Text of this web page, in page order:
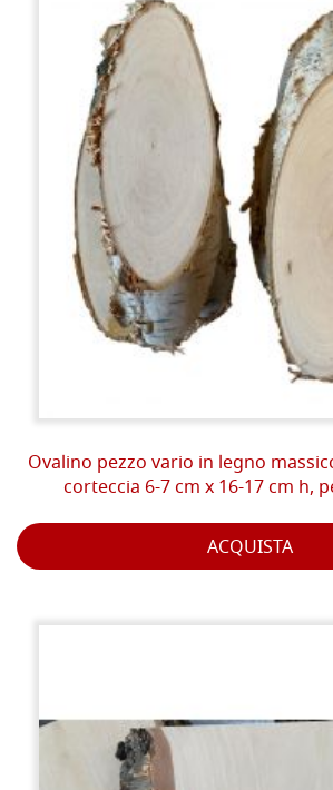
Ovalino pezzo vario in legno
corteccia 6-7 cm x 16-17 cm h,
ACQUISTA